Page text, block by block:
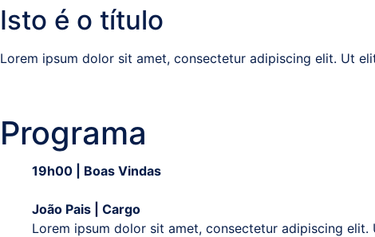
Isto é o título
Lorem ipsum dolor sit amet, consectetur adipiscing elit. Ut
Programa
19h00 | Boas Vindas
João Pais | Cargo
Lorem ipsum dolor sit amet, consectetur adipiscing